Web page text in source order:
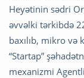
Heyətinin sədri
əvvəlki tərkibdə
baxılıb, mikro və
“Startap”
mexanizmi